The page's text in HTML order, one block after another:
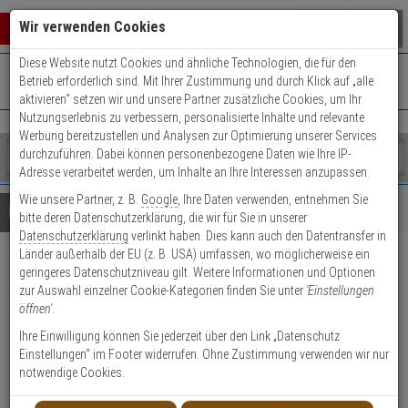
Warenkorb schließen
0 ARTIKEL IM WARENKORB
Ihr Warenkorb ist momentan leer.
Ergebnisse ()
Fertig
Shop
durchsuchen
Bitte
geben
Sie
mindestens
Zeichen
ein,
um
Suche
Es
wurde
noch
Kategorien
Suche
gestartet
+49 (0)821 899 493-0Mo. - Do.: 8:00 - 16:30 | Fr.: 8:00 - 14:00 Uhr
Kontaktservice nutzen
Details Beratung
IFS NS4750-24S-4T-4X-V2
Switch 24-Port man.
Produktmerkmale
Datenblatt drucken
Wir verwenden Cookies
Diese Website nutzt Cookies und ähnliche Technologien, die für den
Betrieb erforderlich sind. Mit Ihrer Zustimmung und durch Klick auf „alle
aktivieren“ setzen wir und unsere Partner zusätzliche Cookies, um Ihr
Nutzungserlebnis zu verbessern, personalisierte Inhalte und relevante
Werbung bereitzustellen und Analysen zur Optimierung unserer Services
durchzuführen. Dabei können personenbezogene Daten wie Ihre IP-
Adresse verarbeitet werden, um Inhalte an Ihre Interessen anzupassen.
Wie unsere Partner, z. B. Google , Ihre Daten verwenden, entnehmen Sie
bitte deren Datenschutzerklärung, die wir für Sie in unserer
Datenschutzerklärung verlinkt haben. Dies kann auch den Datentransfer in
Länder außerhalb der EU (z. B. USA) umfassen, wo möglicherweise ein
geringeres Datenschutzniveau gilt. Weitere Informationen und Optionen
zur Auswahl einzelner Cookie-Kategorien finden Sie unter 'Einstellungen
öffnen'.
Ihre Einwilligung können Sie jederzeit über den Link „Datenschutz
Einstellungen“ im Footer widerrufen. Ohne Zustimmung verwenden wir nur
notwendige Cookies.